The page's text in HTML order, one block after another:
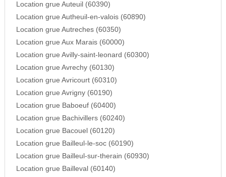
Location grue Auteuil (60390)
Location grue Autheuil-en-valois (60890)
Location grue Autreches (60350)
Location grue Aux Marais (60000)
Location grue Avilly-saint-leonard (60300)
Location grue Avrechy (60130)
Location grue Avricourt (60310)
Location grue Avrigny (60190)
Location grue Baboeuf (60400)
Location grue Bachivillers (60240)
Location grue Bacouel (60120)
Location grue Bailleul-le-soc (60190)
Location grue Bailleul-sur-therain (60930)
Location grue Bailleval (60140)